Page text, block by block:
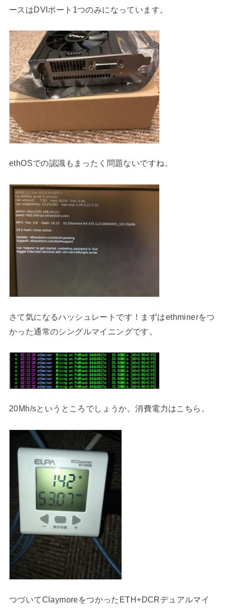
ースはDVIポート1つのみになっています。
ethOSでの認識もまったく問題ないですね。
さて気になるハッシュレートです！まずはethminerをつ
かった通常のシングルマイニングです。
20Mh/sというところでしょうか。消費電力はこちら。
つづいてClaymoreをつかったETH+DCRデュアルマイ